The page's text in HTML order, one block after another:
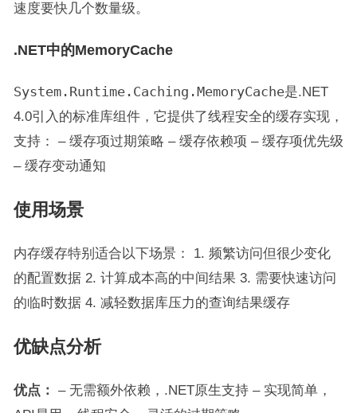
速度要快几个数量级。
.NET中的MemoryCache
System.Runtime.Caching.MemoryCache是.NET
4.0引入的标准库组件，它提供了线程安全的缓存实现，
支持： – 缓存项过期策略 – 缓存依赖项 – 缓存项优先级
– 缓存变动通知
使用场景
内存缓存特别适合以下场景： 1. 频繁访问但很少变化
的配置数据 2. 计算成本高的中间结果 3. 需要快速访问
的临时数据 4. 减轻数据库压力的查询结果缓存
优缺点分析
优点：
– 无需额外依赖，.NET原生支持 – 实现简单，